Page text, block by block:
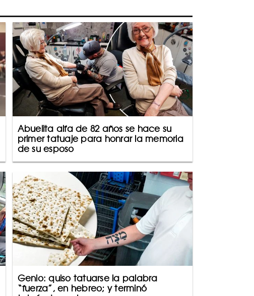
Abuelita alfa de 82 años se hace su
primer tatuaje para honrar la memoria
de su esposo
Genio: quiso tatuarse la palabra
“fuerza”, en hebreo; y terminó